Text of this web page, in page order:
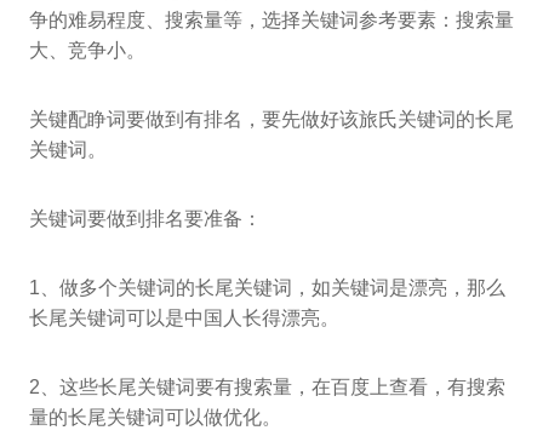
争的难易程度、搜索量等，选择关键词参考要素：搜索量
大、竞争小。
关键配睁词要做到有排名，要先做好该旅氏关键词的长尾
关键词。
关键词要做到排名要准备：
1、做多个关键词的长尾关键词，如关键词是漂亮，那么
长尾关键词可以是中国人长得漂亮。
2、这些长尾关键词要有搜索量，在百度上查看，有搜索
量的长尾关键词可以做优化。